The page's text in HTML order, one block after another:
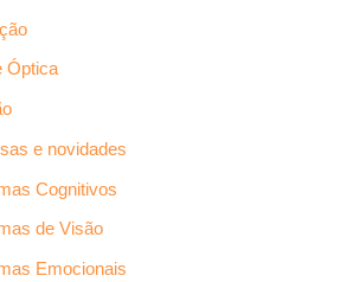
Óptica
e novidades
Cognitivos
de Visão
Emocionais